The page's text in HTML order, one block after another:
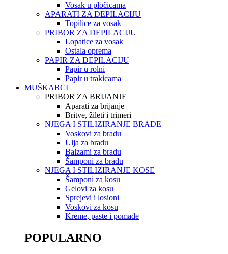
Vosak u pločicama
APARATI ZA DEPILACIJU
Topilice za vosak
PRIBOR ZA DEPILACIJU
Lopatice za vosak
Ostala oprema
PAPIR ZA DEPILACIJU
Papir u rolni
Papir u trakicama
MUŠKARCI
PRIBOR ZA BRIJANJE
Aparati za brijanje
Britve, žileti i trimeri
NJEGA I STILIZIRANJE BRADE
Voskovi za bradu
Ulja za bradu
Balzami za bradu
Šamponi za bradu
NJEGA I STILIZIRANJE KOSE
Šamponi za kosu
Gelovi za kosu
Sprejevi i losioni
Voskovi za kosu
Kreme, paste i pomade
POPULARNO